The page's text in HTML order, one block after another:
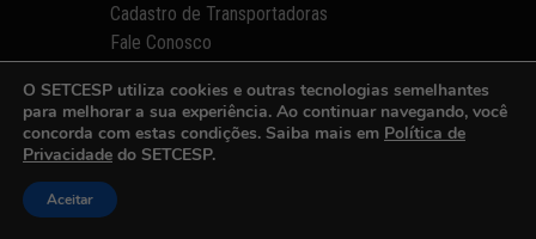
Cadastro de Transportadoras
Fale Conosco
p Informações
Quem Somos
Diretorias e Comissões
Parceiros
O SETCESP utiliza cookies e outras tecnologias semelhantes
para melhorar a sua experiência. Ao continuar navegando, você
concorda com estas condições. Saiba mais em Política de
Privacidade do SETCESP.
Aceitar